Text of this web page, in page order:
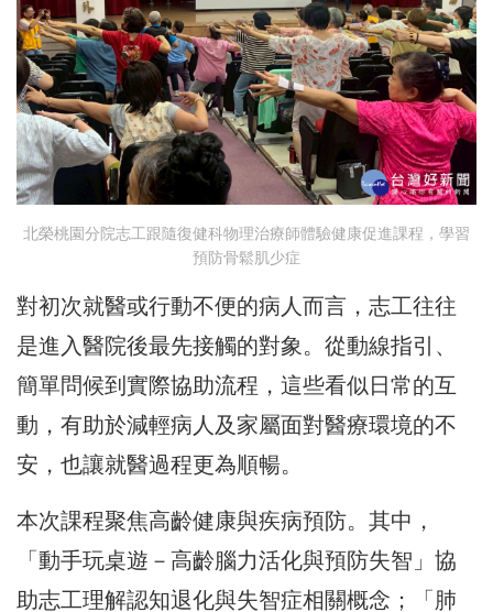
北榮桃園分院志工跟隨復健科物理治療師體驗健康促進課程，學習
預防骨鬆肌少症
對初次就醫或行動不便的病人而言，志工往往
是進入醫院後最先接觸的對象。從動線指引、
簡單問候到實際協助流程，這些看似日常的互
動，有助於減輕病人及家屬面對醫療環境的不
安，也讓就醫過程更為順暢。
本次課程聚焦高齡健康與疾病預防。其中，
「動手玩桌遊－高齡腦力活化與預防失智」協
助志工理解認知退化與失智症相關概念；「肺